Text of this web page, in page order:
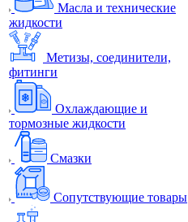
Масла и технические
жидкости
Метизы, соединители,
фитинги
Охлаждающие и
тормозные жидкости
Смазки
Сопутствующие товары